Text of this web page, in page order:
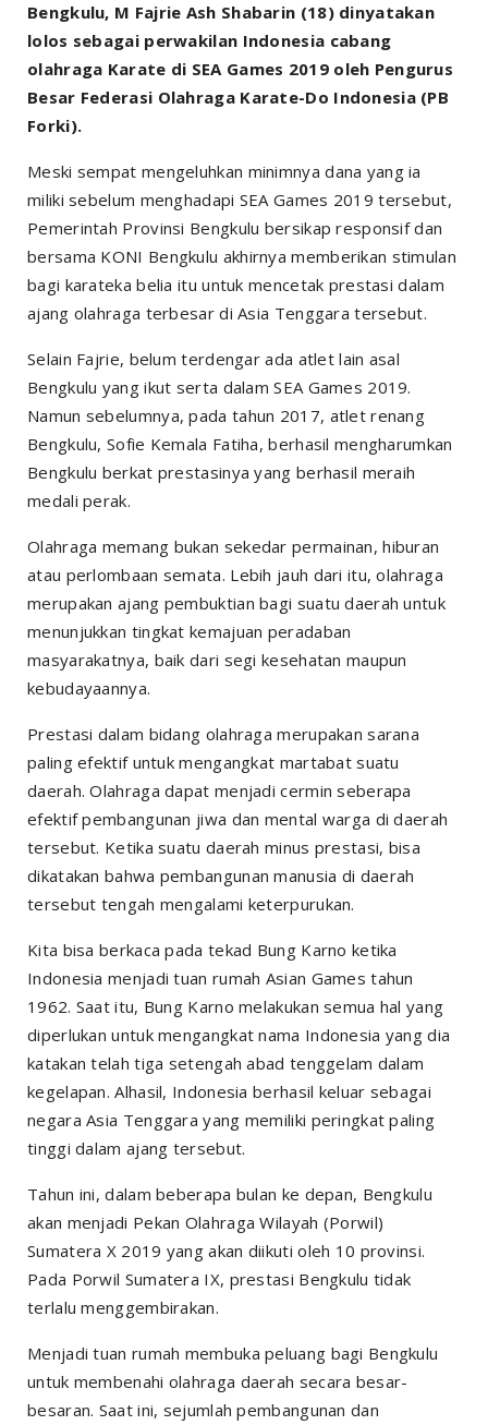
Bengkulu, M Fajrie Ash Shabarin (18) dinyatakan
lolos sebagai perwakilan Indonesia cabang
olahraga Karate di SEA Games 2019 oleh Pengurus
Besar Federasi Olahraga Karate-Do Indonesia (PB
Forki).
Meski sempat mengeluhkan minimnya dana yang ia
miliki sebelum menghadapi SEA Games 2019 tersebut,
Pemerintah Provinsi Bengkulu bersikap responsif dan
bersama KONI Bengkulu akhirnya memberikan stimulan
bagi karateka belia itu untuk mencetak prestasi dalam
ajang olahraga terbesar di Asia Tenggara tersebut.
Selain Fajrie, belum terdengar ada atlet lain asal
Bengkulu yang ikut serta dalam SEA Games 2019.
Namun sebelumnya, pada tahun 2017, atlet renang
Bengkulu, Sofie Kemala Fatiha, berhasil mengharumkan
Bengkulu berkat prestasinya yang berhasil meraih
medali perak.
Olahraga memang bukan sekedar permainan, hiburan
atau perlombaan semata. Lebih jauh dari itu, olahraga
merupakan ajang pembuktian bagi suatu daerah untuk
menunjukkan tingkat kemajuan peradaban
masyarakatnya, baik dari segi kesehatan maupun
kebudayaannya.
Prestasi dalam bidang olahraga merupakan sarana
paling efektif untuk mengangkat martabat suatu
daerah. Olahraga dapat menjadi cermin seberapa
efektif pembangunan jiwa dan mental warga di daerah
tersebut. Ketika suatu daerah minus prestasi, bisa
dikatakan bahwa pembangunan manusia di daerah
tersebut tengah mengalami keterpurukan.
Kita bisa berkaca pada tekad Bung Karno ketika
Indonesia menjadi tuan rumah Asian Games tahun
1962. Saat itu, Bung Karno melakukan semua hal yang
diperlukan untuk mengangkat nama Indonesia yang dia
katakan telah tiga setengah abad tenggelam dalam
kegelapan. Alhasil, Indonesia berhasil keluar sebagai
negara Asia Tenggara yang memiliki peringkat paling
tinggi dalam ajang tersebut.
Tahun ini, dalam beberapa bulan ke depan, Bengkulu
akan menjadi Pekan Olahraga Wilayah (Porwil)
Sumatera X 2019 yang akan diikuti oleh 10 provinsi.
Pada Porwil Sumatera IX, prestasi Bengkulu tidak
terlalu menggembirakan.
Menjadi tuan rumah membuka peluang bagi Bengkulu
untuk membenahi olahraga daerah secara besar-
besaran. Saat ini, sejumlah pembangunan dan